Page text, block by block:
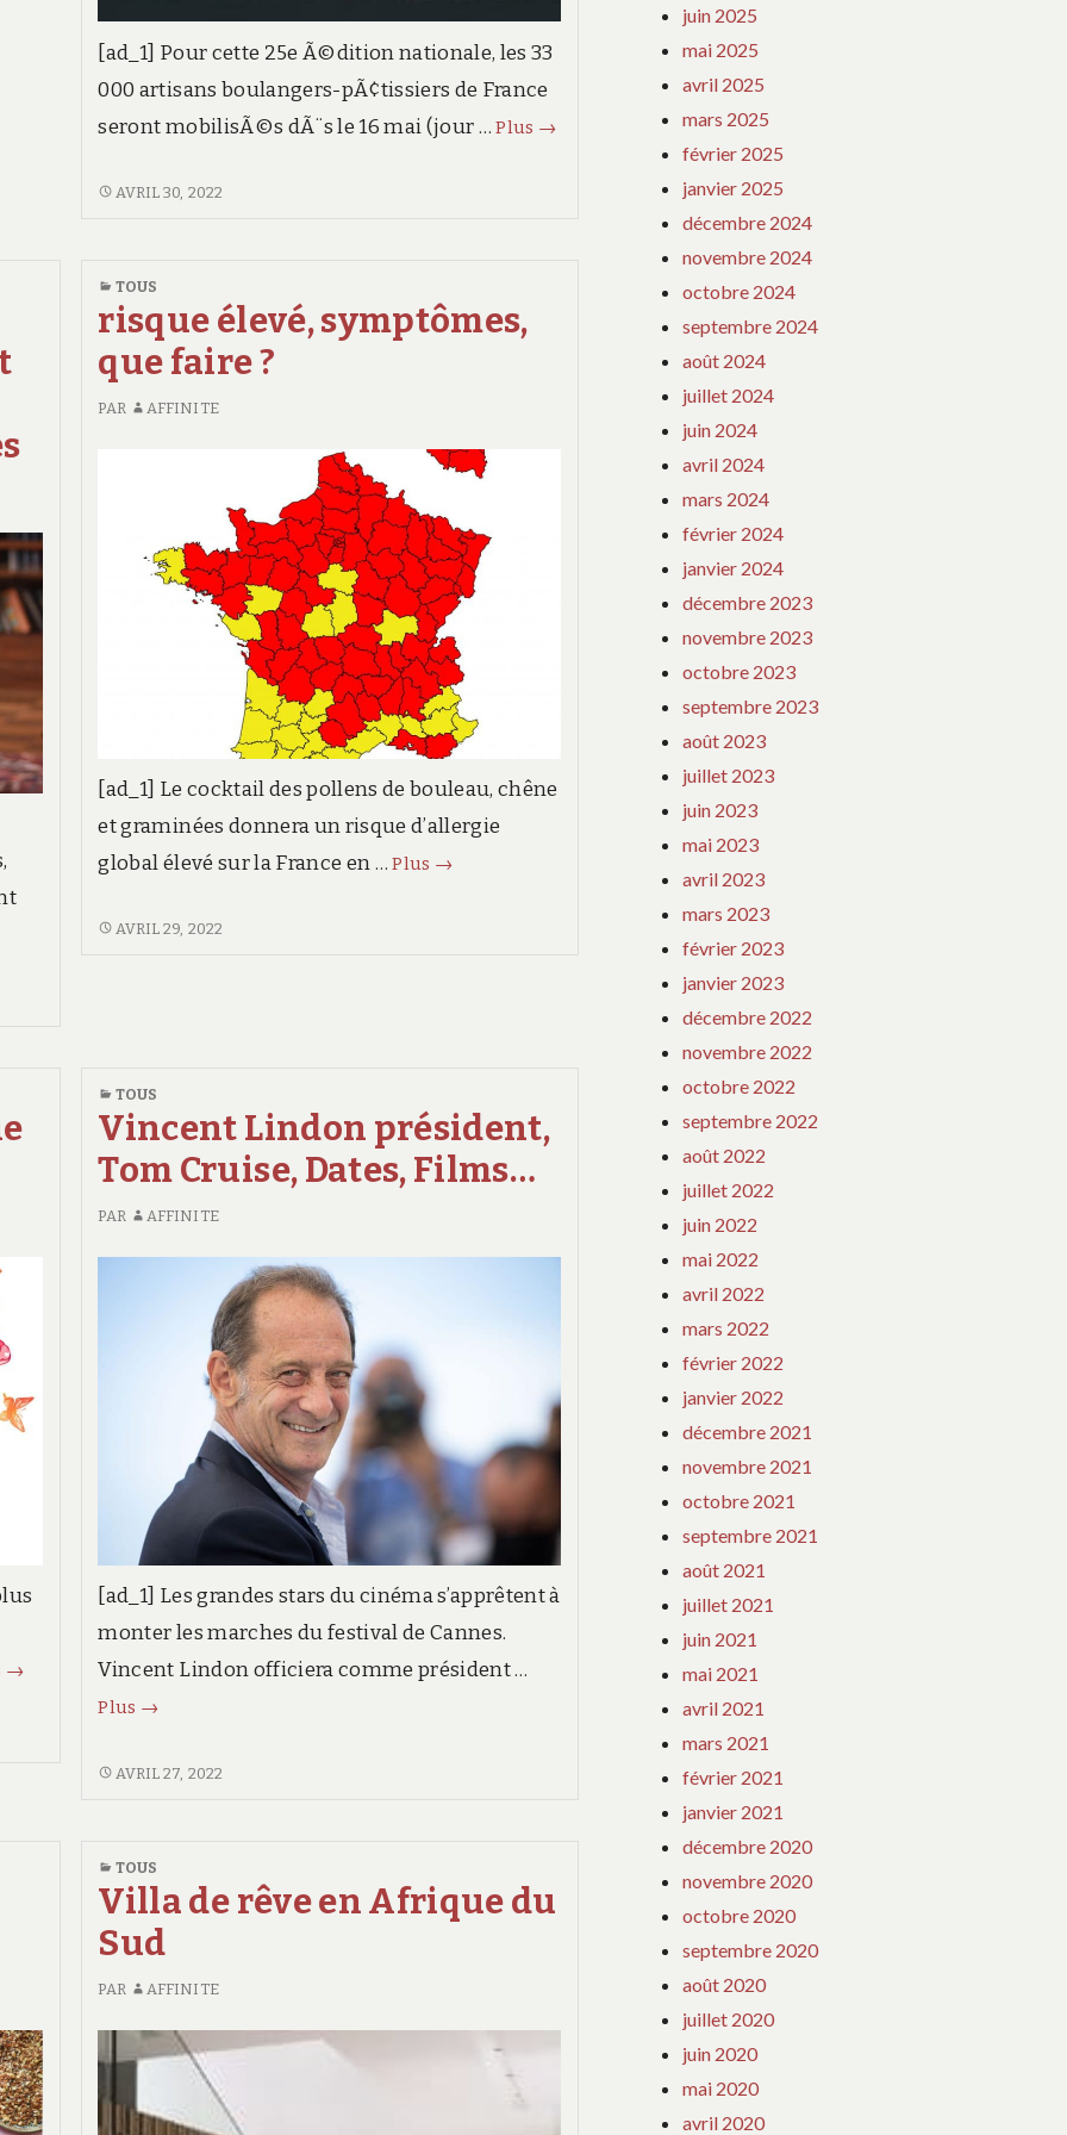
[ad_1] Pour cette 25e Ã©dition nationale, les 33
000 artisans boulangers-pÃ¢tissiers de France
seront mobilisÃ©s dÃ¨s le 16 mai (jour …Plus
AprÃ¨s
mai
→
APRÃ¨S
CAUSE
DE
PANDÃ©MIE,
LA
GRAND
AVRIL 30, 2022
TOUS
risque élevé, symptômes,
que faire ?
PAR AFFINITE
[ad_1] Le cocktail des pollens de bouleau, chêne
et graminées donnera un risque d’allergie
global élevé sur la France en …Plus risque
→
RISQUE
AVRIL 29, 2022
Horoscope,
→
TOUS
Vincent Lindon président,
Tom Cruise, Dates, Films…
PAR AFFINITE
[ad_1] Les grandes stars du cinéma s’apprêtent à
monter les marches du festival de Cannes.
Vincent Lindon officiera comme président …
Plus Vincent
président,
Dates,
Films…
→
VINCENT
DATES,
FILMS…
AVRIL 27, 2022
TOUS
Villa de rêve en Afrique du
Sud
PAR AFFINITE
juin 2025
mai 2025
avril 2025
mars 2025
février 2025
janvier 2025
décembre 2024
novembre 2024
octobre 2024
septembre 2024
août 2024
juillet 2024
juin 2024
avril 2024
mars 2024
février 2024
janvier 2024
décembre 2023
novembre 2023
octobre 2023
septembre 2023
août 2023
juillet 2023
juin 2023
mai 2023
avril 2023
mars 2023
février 2023
janvier 2023
décembre 2022
novembre 2022
octobre 2022
septembre 2022
août 2022
juillet 2022
juin 2022
mai 2022
avril 2022
mars 2022
février 2022
janvier 2022
décembre 2021
novembre 2021
octobre 2021
septembre 2021
août 2021
juillet 2021
juin 2021
mai 2021
avril 2021
mars 2021
février 2021
janvier 2021
décembre 2020
novembre 2020
octobre 2020
septembre 2020
août 2020
juillet 2020
juin 2020
mai 2020
avril 2020